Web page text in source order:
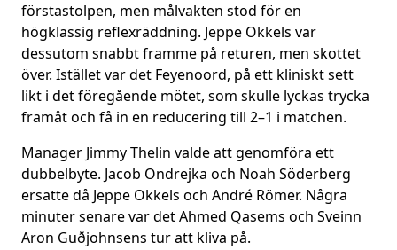
förstastolpen, men målvakten stod för en
högklassig reflexräddning. Jeppe Okkels var
dessutom snabbt framme på returen, men skottet
över. Istället var det Feyenoord, på ett kliniskt sett
likt i det föregående mötet, som skulle lyckas trycka
framåt och få in en reducering till 2–1 i matchen.
Manager Jimmy Thelin valde att genomföra ett
dubbelbyte. Jacob Ondrejka och Noah Söderberg
ersatte då Jeppe Okkels och André Römer. Några
minuter senare var det Ahmed Qasems och Sveinn
Aron Guðjohnsens tur att kliva på.